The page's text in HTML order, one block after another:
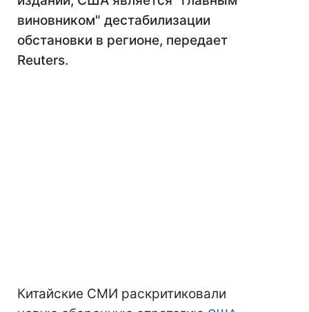
виновником" дестабилизации
обстановки в регионе, передает
Reuters.
Китайские СМИ раскритиковали